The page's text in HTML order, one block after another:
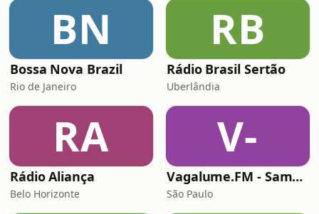
BN
Bossa Nova Brazil
Rio de Janeiro
RB
Rádio Brasil Sertão
Uberlândia
RA
Rádio Aliança
Belo Horizonte
V-
Vagalume.FM - Samba e Pagode
São Paulo